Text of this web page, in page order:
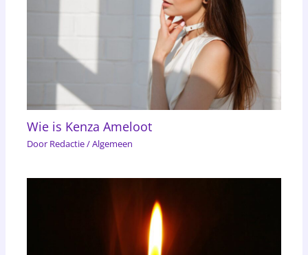
Wie is Kenza Ameloot
Door Redactie/Algemeen